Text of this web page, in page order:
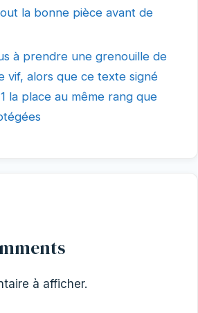
la bonne pièce avant de
à prendre une grenouille de
vif, alors que ce texte signé
la place au même rang que
à afficher.